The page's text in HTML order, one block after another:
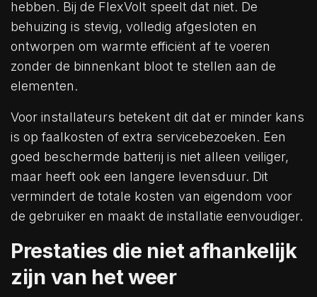
hebben. Bij de FlexVolt speelt dat niet. De
behuizing is stevig, volledig afgesloten en
ontworpen om warmte efficiënt af te voeren
zonder de binnenkant bloot te stellen aan de
elementen.
Voor installateurs betekent dit dat er minder kans
is op faalkosten of extra servicebezoeken. Een
goed beschermde batterij is niet alleen veiliger,
maar heeft ook een langere levensduur. Dit
vermindert de totale kosten van eigendom voor
de gebruiker en maakt de installatie eenvoudiger.
Prestaties die niet afhankelijk
zijn van het weer